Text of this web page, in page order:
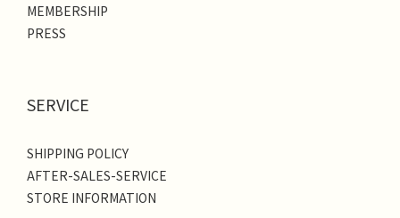
MEMBERSHIP
PRESS
SERVICE
SHIPPING POLICY
AFTER-SALES-SERVICE
STORE INFORMATION